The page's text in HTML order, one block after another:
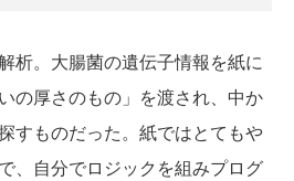
析。大腸菌の遺伝子情報を紙に
の厚さのもの」を渡され、中か
すものだった。紙ではとてもや
、自分でロジックを組みプログ